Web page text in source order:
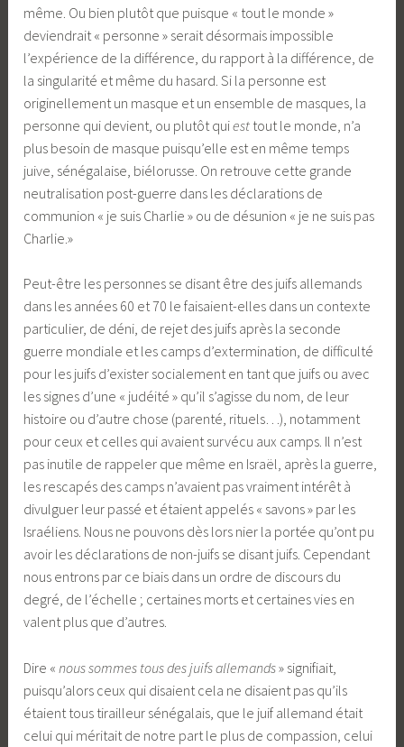
même. Ou bien plutôt que puisque « tout le monde »
deviendrait « personne » serait désormais impossible
l’expérience de la différence, du rapport à la différence, de
la singularité et même du hasard. Si la personne est
originellement un masque et un ensemble de masques, la
personne qui devient, ou plutôt quiest tout le monde, n’a
plus besoin de masque puisqu’elle est en même temps
juive, sénégalaise, biélorusse. On retrouve cette grande
neutralisation post-guerre dans les déclarations de
communion « je suis Charlie » ou de désunion « je ne suis pas
Charlie.»
Peut-être les personnes se disant être des juifs allemands
dans les années 60 et 70 le faisaient-elles dans un contexte
particulier, de déni, de rejet des juifs après la seconde
guerre mondiale et les camps d’extermination, de difficulté
pour les juifs d’exister socialement en tant que juifs ou avec
les signes d’une « judéité » qu’il s’agisse du nom, de leur
histoire ou d’autre chose (parenté, rituels…), notamment
pour ceux et celles qui avaient survécu aux camps. Il n’est
pas inutile de rappeler que même en Israël, après la guerre,
les rescapés des camps n’avaient pas vraiment intérêt à
divulguer leur passé et étaient appelés « savons » par les
Israéliens. Nous ne pouvons dès lors nier la portée qu’ont pu
avoir les déclarations de non-juifs se disant juifs. Cependant
nous entrons par ce biais dans un ordre de discours du
degré, de l’échelle ; certaines morts et certaines vies en
valent plus que d’autres.
Dire « nous sommes tous des juifs allemands» signifiait,
puisqu’alors ceux qui disaient cela ne disaient pas qu’ils
étaient tous tirailleur sénégalais, que le juif allemand était
celui qui méritait de notre part le plus de compassion, celui